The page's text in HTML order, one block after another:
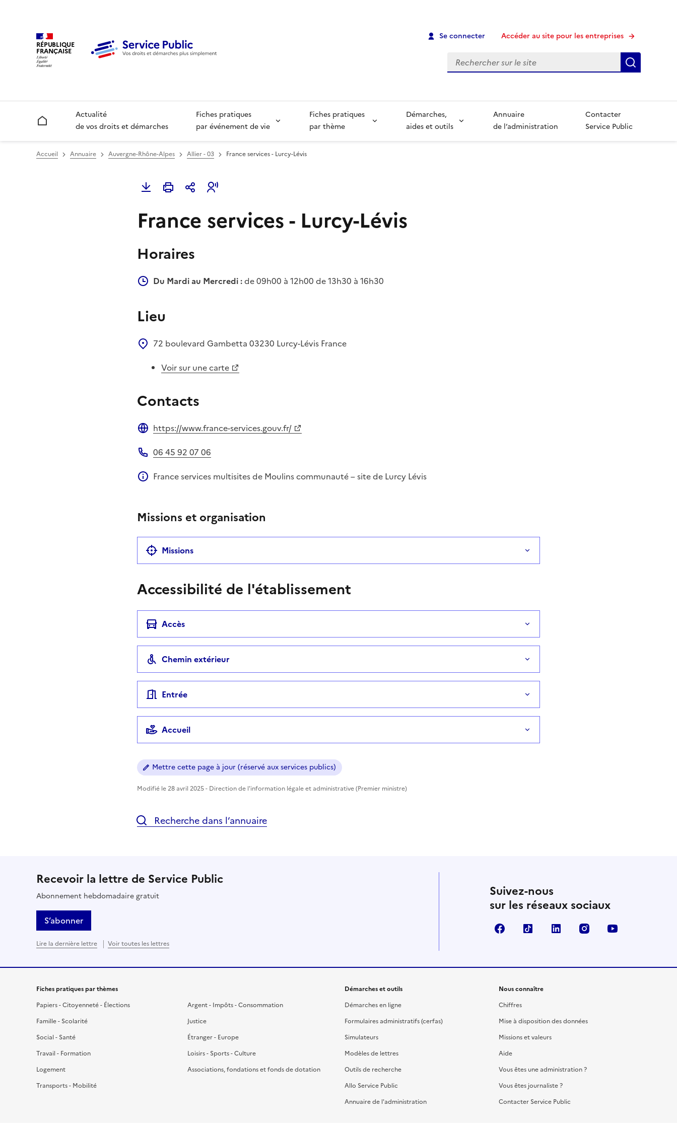
RÉPUBLIQUE
FRANÇAISE
Se connecter Accéder au site pour les entreprises
Recherche
Accueil
Actualité
de vos droits et démarches
Fiches pratiques
par événement de vie
Fiches pratiques
par thème
Démarches,
aides et outils
Annuaire
de l’administration
Contacter
Service Public
Accueil Annuaire Auvergne-Rhône-Alpes Allier - 03 France services - Lurcy-Lévis
France services - Lurcy-Lévis
Horaires
Du Mardi au Mercredi :de 09h00 à 12h00 de 13h30 à 16h30
Lieu
72 boulevard Gambetta 03230 Lurcy-Lévis France
Voir sur une carte
Contacts
https://www.france-services.gouv.fr/
06 45 92 07 06
France services multisites de Moulins communauté – site de Lurcy Lévis
Missions et organisation
Missions
Accessibilité de l'établissement
Accès
Chemin extérieur
Entrée
Accueil
Mettre cette page à jour (réservé aux services publics)
Modifié le 28 avril 2025 - Direction de l'information légale et administrative (Premier ministre)
Recherche dans l’annuaire
Recevoir la lettre de Service Public
Abonnement hebdomadaire gratuit
S’abonner
Lire la dernière lettre Voir toutes les lettres
Suivez-nous
sur les réseaux sociaux
FacebookTikTok LinkedIn Instagram
Fiches pratiques par thèmes
Papiers - Citoyenneté - Élections
Famille - Scolarité
Social - Santé
Travail - Formation
Logement
Transports - Mobilité
Argent - Impôts - Consommation
Justice
Étranger - Europe
Loisirs - Sports - Culture
Associations, fondations et fonds de dotation
Démarches et outils
Démarches en ligne
Formulaires administratifs (cerfas)
Simulateurs
Modèles de lettres
Outils de recherche
Allo Service Public
Annuaire de l'administration
Nous connaître
Chiffres
Mise à disposition des données
Missions et valeurs
Aide
Vous êtes une administration ?
Vous êtes journaliste ?
Contacter Service Public